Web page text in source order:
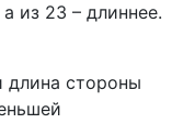
из 23 – длиннее.
длина стороны